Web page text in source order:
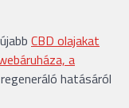
CBD olajakat
a
hatásáról